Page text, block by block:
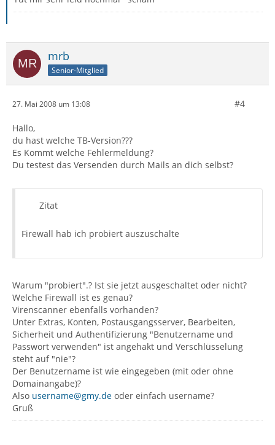
mrb
Senior-Mitglied
27. Mai 2008 um 13:08 #4
Hallo,
du hast welche TB-Version???
Es Kommt welche Fehlermeldung?
Du testest das Versenden durch Mails an dich selbst?
Zitat
Firewall hab ich probiert auszuschalte
Warum "probiert".? Ist sie jetzt ausgeschaltet oder nicht?
Welche Firewall ist es genau?
Virenscanner ebenfalls vorhanden?
Unter Extras, Konten, Postausgangsserver, Bearbeiten,
Sicherheit und Authentifizierung "Benutzername und
Passwort verwenden" ist angehakt und Verschlüsselung
steht auf "nie"?
Der Benutzername ist wie eingegeben (mit oder ohne
Domainangabe)?
Also username@gmy.de oder einfach username?
Gruß